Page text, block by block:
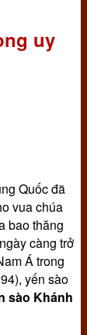
uy
Quốc đã
vua chúa
bao thăng
càng trở
Á trong
yến sào
sào Khánh